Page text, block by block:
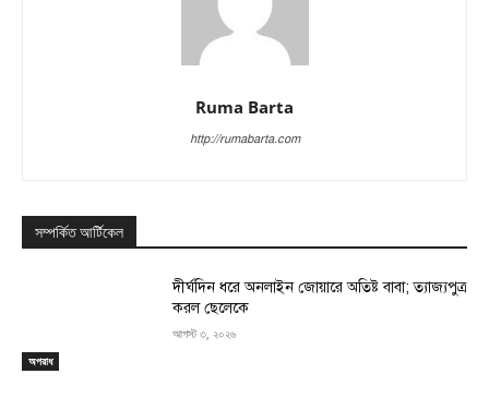
Ruma Barta
http://rumabarta.com
সম্পর্কিত আর্টিকেল
অপরাধ
দীর্ঘদিন ধরে অনলাইন জোয়ারে অতিষ্ট বাবা; ত্যাজ্যপুত্র
করল ছেলেকে
আগস্ট ৩, ২০২৬